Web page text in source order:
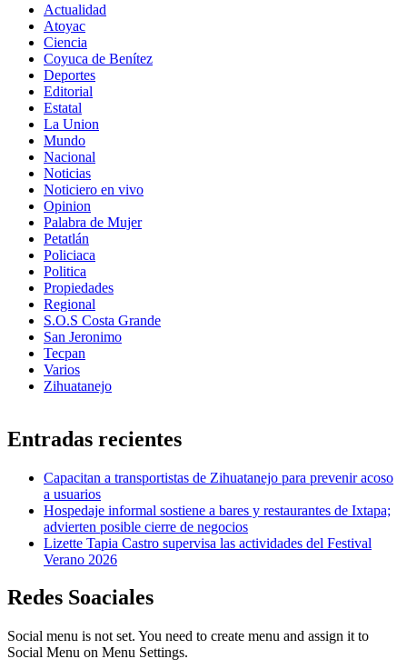
Actualidad
Atoyac
Ciencia
Coyuca de Benítez
Deportes
Editorial
Estatal
La Union
Mundo
Nacional
Noticias
Noticiero en vivo
Opinion
Palabra de Mujer
Petatlán
Policiaca
Politica
Propiedades
Regional
S.O.S Costa Grande
San Jeronimo
Tecpan
Varios
Zihuatanejo
Entradas recientes
Capacitan a transportistas de Zihuatanejo para prevenir acoso
a usuarios
Hospedaje informal sostiene a bares y restaurantes de Ixtapa;
advierten posible cierre de negocios
Lizette Tapia Castro supervisa las actividades del Festival
Verano 2026
Redes Soaciales
Social menu is not set. You need to create menu and assign it to
Social Menu on Menu Settings.